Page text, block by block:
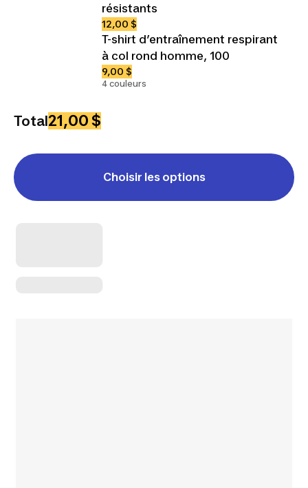
résistants
12,00 $
T-shirt d’entraînement respirant
à col rond homme, 100
9,00 $
4 couleurs
Total21,00 $
Choisir les options